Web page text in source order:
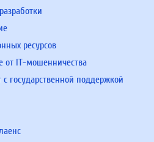
ресурсов
от IT-мошенничества
государственной поддержкой